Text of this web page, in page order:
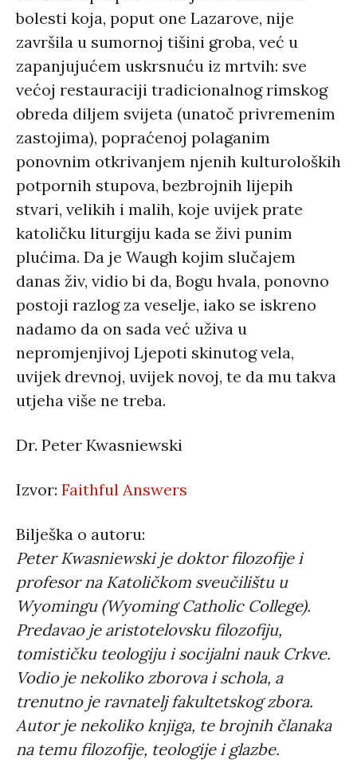
bolesti koja, poput one Lazarove, nije
završila u sumornoj tišini groba, već u
zapanjujućem uskrsnuću iz mrtvih: sve
većoj restauraciji tradicionalnog rimskog
obreda diljem svijeta (unatoč privremenim
zastojima), popraćenoj polaganim
ponovnim otkrivanjem njenih kulturoloških
potpornih stupova, bezbrojnih lijepih
stvari, velikih i malih, koje uvijek prate
katoličku liturgiju kada se živi punim
plućima. Da je Waugh kojim slučajem
danas živ, vidio bi da, Bogu hvala, ponovno
postoji razlog za veselje, iako se iskreno
nadamo da on sada već uživa u
nepromjenjivoj Ljepoti skinutog vela,
uvijek drevnoj, uvijek novoj, te da mu takva
utjeha više ne treba.
Dr. Peter Kwasniewski
Izvor: Faithful Answers
Bilješka o autoru:
Peter Kwasniewski je doktor filozofije i
profesor na Katoličkom sveučilištu u
Wyomingu (Wyoming Catholic College).
Predavao je aristotelovsku filozofiju,
tomističku teologiju i socijalni nauk Crkve.
Vodio je nekoliko zborova i schola, a
trenutno je ravnatelj fakultetskog zbora.
Autor je nekoliko knjiga, te brojnih članaka
na temu filozofije, teologije i glazbe.